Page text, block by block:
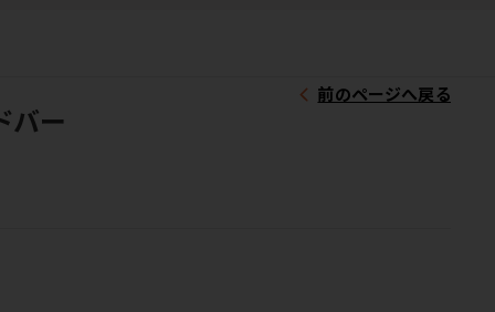
前のページへ戻る
バー